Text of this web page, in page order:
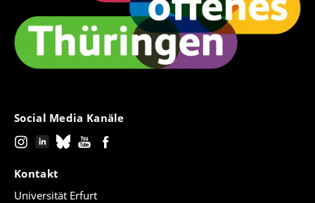
Social Media Kanäle
Kontakt
Universität Erfurt